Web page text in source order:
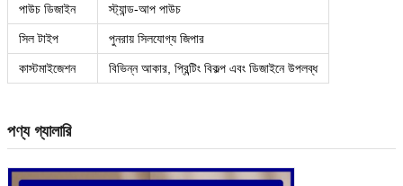
পাউচ ডিজাইন স্ট্যান্ড-আপ পাউচ
সিল টাইপ পুনরায় সিলযোগ্য জিপার
কাস্টমাইজেশন বিভিন্ন আকার, প্রিন্টিং বিকল্প এবং ডিজাইনে উপলব্ধ
পণ্য গ্যালারি